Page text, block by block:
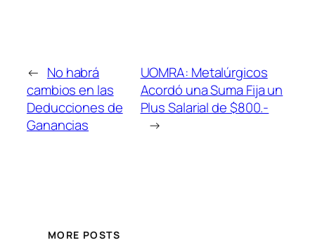
← No habrá
cambios en las
Deducciones de
Ganancias
UOMRA: Metalúrgicos
Acordó una Suma Fija un
Plus Salarial de $800.-
→
MORE POSTS